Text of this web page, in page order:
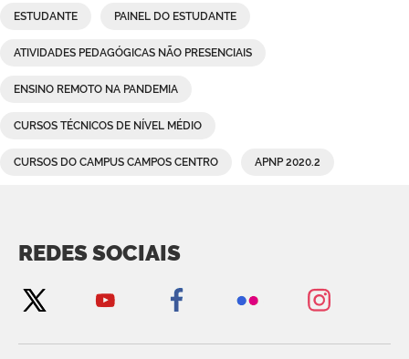
ESTUDANTE PAINEL DO ESTUDANTE
ATIVIDADES PEDAGÓGICAS NÃO PRESENCIAIS
ENSINO REMOTO NA PANDEMIA
CURSOS TÉCNICOS DE NÍVEL MÉDIO
CURSOS DO CAMPUS CAMPOS CENTRO APNP 2020.2
REDES SOCIAIS